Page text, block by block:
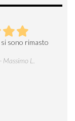
sono rimasto
L.